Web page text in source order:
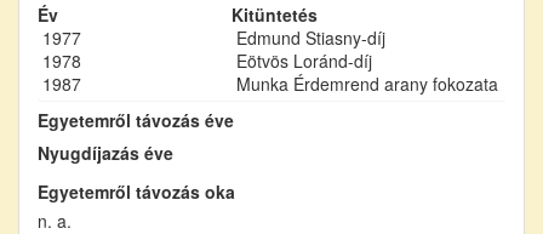
Év
Kitüntetés
1977
Edmund Stiasny-díj
1978
Eötvös Loránd-díj
1987
Munka Érdemrend arany fokozata
Egyetemről távozás éve
Nyugdíjazás éve
Egyetemről távozás oka
n. a.